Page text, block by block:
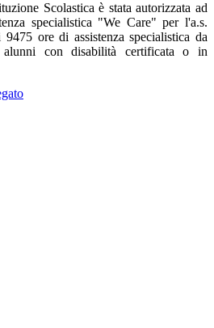
Scolastica è stata autorizzata ad
specialistica "We Care" per l'a.s.
ore di assistenza specialistica da
con disabilità certificata o in